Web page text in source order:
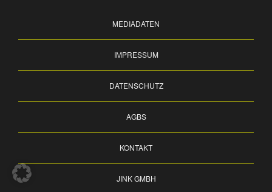
MEDIADATEN
IMPRESSUM
DATENSCHUTZ
AGBS
KONTAKT
JINK GMBH